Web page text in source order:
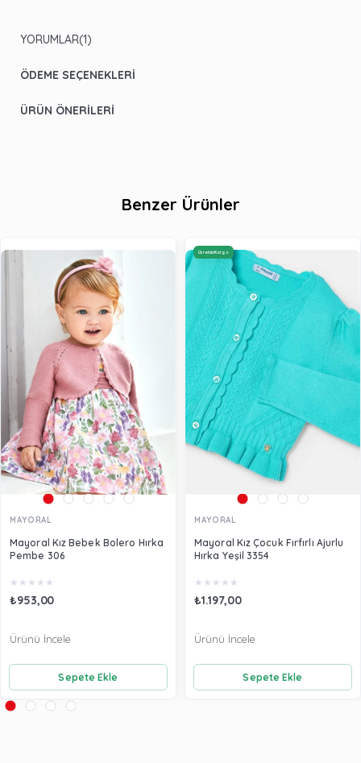
YORUMLAR(1)
ÖDEME SEÇENEKLERI
ÜRÜN ÖNERILERI
Benzer Ürünler
MAYORAL
Mayoral Kız Bebek Bolero Hırka
Pembe 306
★ ★ ★ ★ ★
₺953,00
Sepete Ekle
Ürünü İncele
MAYORAL
Mayoral Kız Çocuk Fırfırlı Ajurlu
Hırka Yeşil 3354
★ ★ ★ ★ ★
₺1.197,00
Sepete Ekle
Ürünü İncele
Ücretsiz Kargo